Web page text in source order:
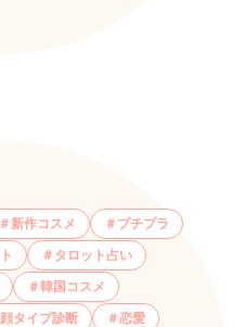
新作コスメ プチプラ
タロット占い
韓国コスメ
顔タイプ診断 恋愛